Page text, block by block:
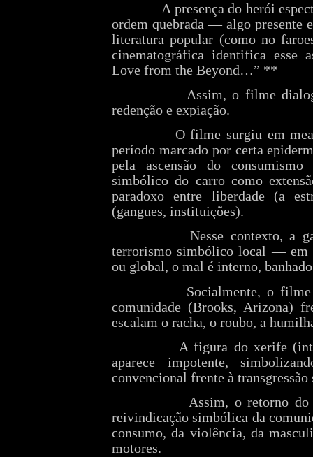
A presença do herói
ordem quebrada — algo presente
literatura popular (como no
cinematográfica identifica esse
Love from the Beyond…” **
Assim, o filme
redenção e expiação.
O filme surgiu em
período marcado por certa
pela ascensão do
simbólico do carro como
paradoxo entre liberdade (a
(gangues, instituições).
Nesse contexto, a
terrorismo simbólico local — em
ou global, o mal é interno,
Socialmente, o
comunidade (Brooks, Arizona)
escalam o racha, o roubo, a
A figura do xerife
aparece impotente,
convencional frente à transgressão
Assim, o retorno
reivindicação simbólica da
consumo, da violência, da
motores.